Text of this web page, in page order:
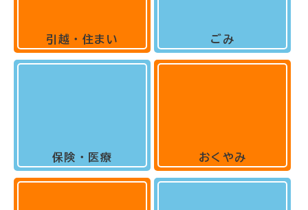
引越・住まい
保険・医療
ごみ
おくやみ